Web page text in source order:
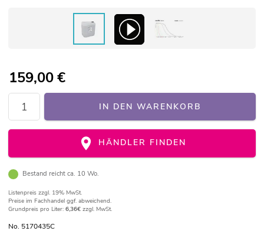
159,00€
IN DEN WARENKORB
HÄNDLER FINDEN
Bestand reicht ca. 10 Wo.
Listenpreis zzgl. 19% MwSt.
Preise im Fachhandel ggf. abweichend.
Grundpreis pro Liter: 6,36€ zzgl. MwSt.
No. 5170435C